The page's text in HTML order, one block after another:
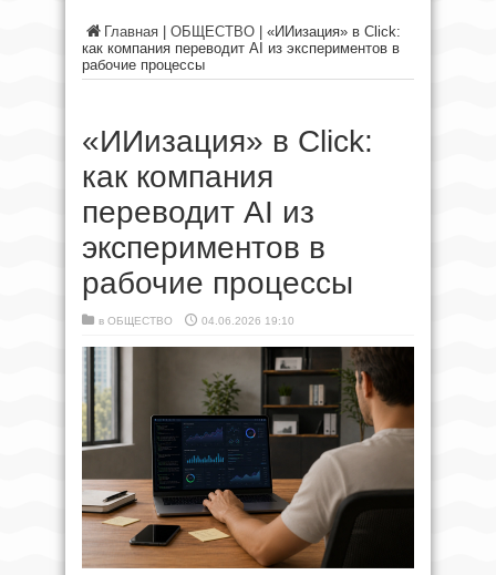
Главная ОБЩЕСТВО
«ИИизация» в Click:
как компания переводит AI из экспериментов в
рабочие процессы
«ИИизация» в Click:
как компания
переводит AI из
экспериментов в
рабочие процессы
в ОБЩЕСТВО 04.06.2026 19:10